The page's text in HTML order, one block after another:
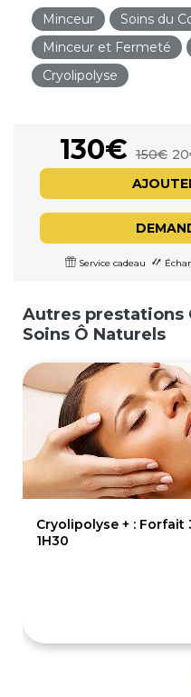
Minceur
Soins du
Minceur et Fermeté
Cryolipolyse
130€ 150€
Service cadeau
Autres prestations
Soins Ô Naturels
Cryolipolyse + : Forfait
1H30